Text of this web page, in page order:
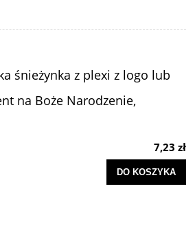
śnieżynka z plexi z logo lub
na Boże Narodzenie,
7,23 zł
DO KOSZYKA